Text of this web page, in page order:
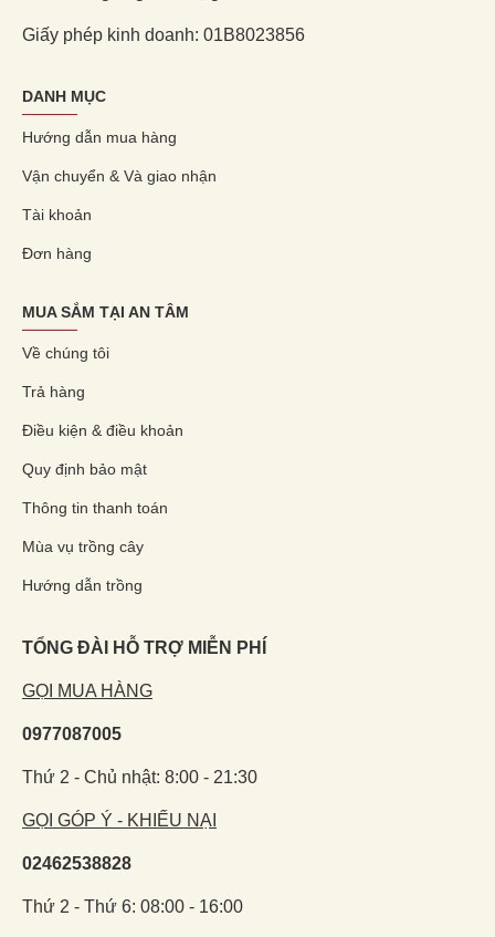
Giấy phép kinh doanh: 01B8023856
DANH MỤC
Hướng dẫn mua hàng
Vận chuyển & Và giao nhận
Tài khoản
Đơn hàng
MUA SẮM TẠI AN TÂM
Về chúng tôi
Trả hàng
Điều kiện & điều khoản
Quy định bảo mật
Thông tin thanh toán
Mùa vụ trồng cây
Hướng dẫn trồng
TỔNG ĐÀI HỖ TRỢ MIỄN PHÍ
GỌI MUA HÀNG
0977087005
Thứ 2 - Chủ nhật: 8:00 - 21:30
GỌI GÓP Ý - KHIẾU NẠI
02462538828
Thứ 2 - Thứ 6: 08:00 - 16:00